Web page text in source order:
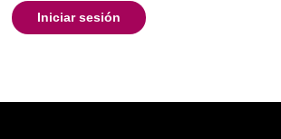
Iniciar sesión